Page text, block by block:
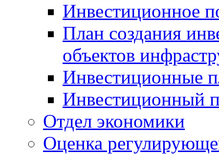
Инвестиционное
План создания
объектов
Инвестиционные
Инвестиционный
Отдел экономики
Оценка